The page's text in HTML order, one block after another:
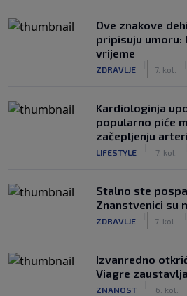
Ove znakove
pripisuju umoru:
vrijeme
ZDRAVLJE 7. kol.
Kardiologinja
popularno piće
začepljenju
LIFESTYLE 7. kol.
Stalno ste
Znanstvenici su
ZDRAVLJE 7. kol.
Izvanredno
Viagre
ZNANOST 6. kol.